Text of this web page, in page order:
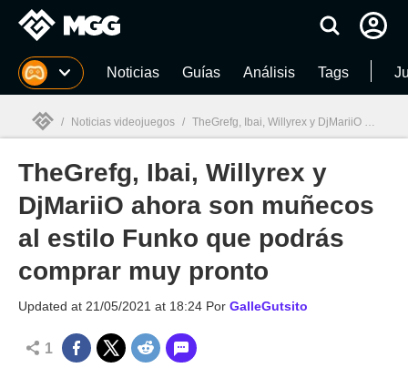
MGG Noticias Guías Análisis Tags
MGG
/ Noticias videojuegos / TheGrefg, Ibai, Willyrex y DjMariiO ahora son muñecos al estilo Funko que podrás comprar muy pronto
TheGrefg, Ibai, Willyrex y
DjMariiO ahora son muñecos
al estilo Funko que podrás
comprar muy pronto
Updated at 21/05/2021 at 18:24 Por GalleGutsito
1